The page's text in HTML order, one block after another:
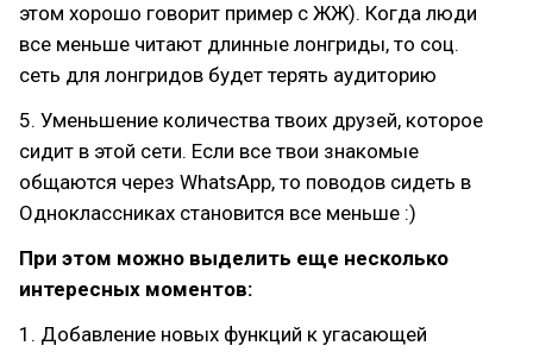
этом хорошо говорит пример с ЖЖ). Когда люди
все меньше читают длинные лонгриды, то соц.
сеть для лонгридов будет терять аудиторию
5. Уменьшение количества твоих друзей, которое
сидит в этой сети. Если все твои знакомые
общаются через WhatsApp, то поводов сидеть в
Одноклассниках становится все меньше :)
При этом можно выделить еще несколько
интересных моментов:
1. Добавление новых функций к угасающей